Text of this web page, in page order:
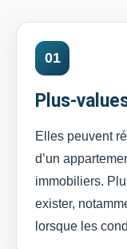
01
Plus-
Elles peuvent
d’un
immobiliers.
exister,
lorsque les